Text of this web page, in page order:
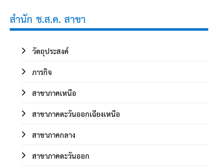
สำนัก ช.ส.ค. สาขา
วัตถุประสงค์
ภารกิจ
สาขาภาคเหนือ
สาขาภาคตะวันออกเฉียงเหนือ
สาขาภาคกลาง
สาขาภาคตะวันออก